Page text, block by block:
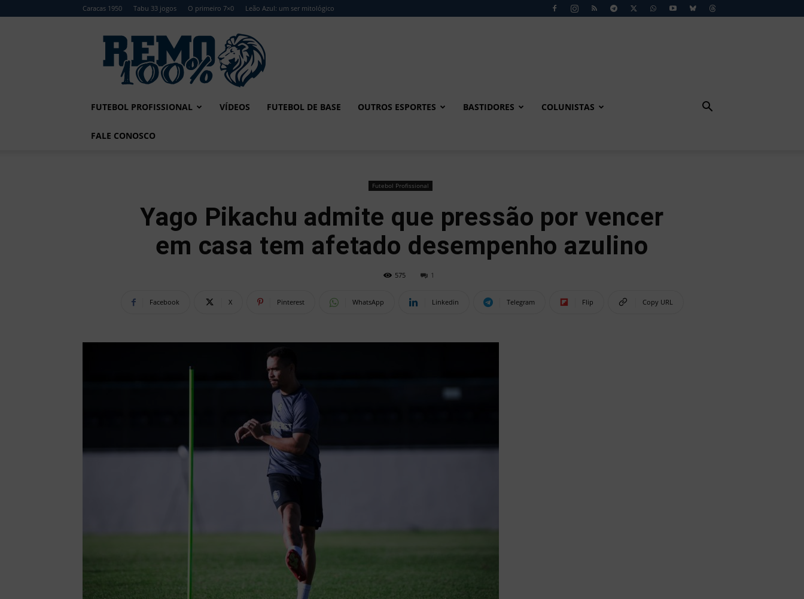
Caracas 1950 Tabu 33 jogos O primeiro 7×0 Leão Azul: um ser mitológico
Remo
FUTEBOL PROFISSIONAL VÍDEOS FUTEBOL DE BASE OUTROS ESPORTES BASTIDORES COLUNISTAS
FALE CONOSCO
Futebol Profissional
Yago Pikachu admite que pressão por vencer
em casa tem afetado desempenho azulino
575 1
Facebook X Pinterest WhatsApp Linkedin Telegram Flip Copy URL